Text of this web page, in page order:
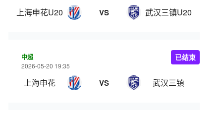
上海申花U20 VS 武汉三镇U20
中超
2026-05-20 19:35
上海申花 VS 武汉三镇
已结束